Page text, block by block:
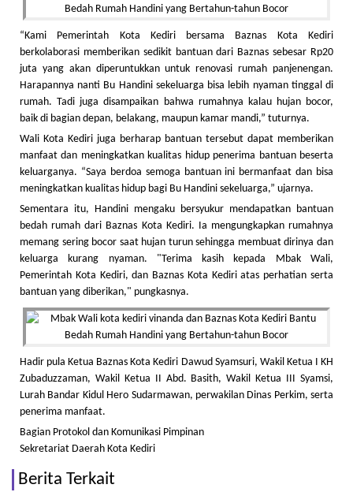
“Kami Pemerintah Kota Kediri bersama Baznas Kota Kediri
berkolaborasi memberikan sedikit bantuan dari Baznas sebesar Rp20
juta yang akan diperuntukkan untuk renovasi rumah panjenengan.
Harapannya nanti Bu Handini sekeluarga bisa lebih nyaman tinggal di
rumah. Tadi juga disampaikan bahwa rumahnya kalau hujan bocor,
baik di bagian depan, belakang, maupun kamar mandi,” tuturnya.
Wali Kota Kediri juga berharap bantuan tersebut dapat memberikan
manfaat dan meningkatkan kualitas hidup penerima bantuan beserta
keluarganya. “Saya berdoa semoga bantuan ini bermanfaat dan bisa
meningkatkan kualitas hidup bagi Bu Handini sekeluarga,” ujarnya.
Sementara itu, Handini mengaku bersyukur mendapatkan bantuan
bedah rumah dari Baznas Kota Kediri. Ia mengungkapkan rumahnya
memang sering bocor saat hujan turun sehingga membuat dirinya dan
keluarga kurang nyaman. "Terima kasih kepada Mbak Wali,
Pemerintah Kota Kediri, dan Baznas Kota Kediri atas perhatian serta
bantuan yang diberikan," pungkasnya.
Hadir pula Ketua Baznas Kota Kediri Dawud Syamsuri, Wakil Ketua I KH
Zubaduzzaman, Wakil Ketua II Abd. Basith, Wakil Ketua III Syamsi,
Lurah Bandar Kidul Hero Sudarmawan, perwakilan Dinas Perkim, serta
penerima manfaat.
Bagian Protokol dan Komunikasi Pimpinan
Sekretariat Daerah Kota Kediri
Berita Terkait